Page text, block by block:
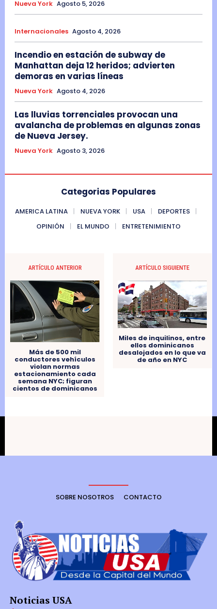
Nueva York Agosto 5, 2026
Internacionales Agosto 4, 2026
Incendio en estación de subway de
Manhattan deja 12 heridos; advierten
demoras en varias líneas
Nueva York Agosto 4, 2026
Las lluvias torrenciales provocan una
avalancha de problemas en algunas zonas
de Nueva Jersey.
Nueva York Agosto 3, 2026
Categorias Populares
AMERICA LATINA NUEVA YORK USA
DEPORTES
OPINIÓN
EL MUNDO ENTRETENIMIENTO
ARTÍCULO ANTERIOR
Más de 500 mil
conductores vehículos
violan normas
estacionamiento cada
semana NYC; figuran
cientos de dominicanos
ARTÍCULO SIGUIENTE
Miles de inquilinos, entre
ellos dominicanos
desalojados en lo que va
de año en NYC
SOBRE NOSOTROS CONTACTO
Noticias USA